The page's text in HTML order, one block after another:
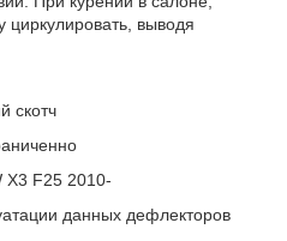
циркулировать, выводя
скотч
F25 2010-
данных дефлекторов